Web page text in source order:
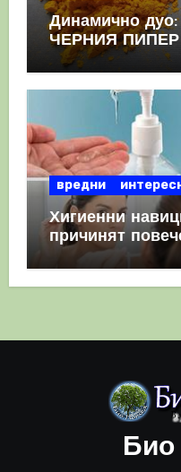
Динамично
ЧЕРНИЯ ПИПЕР
комбинация
вредни
Хигиенни
причинят
полза
Био